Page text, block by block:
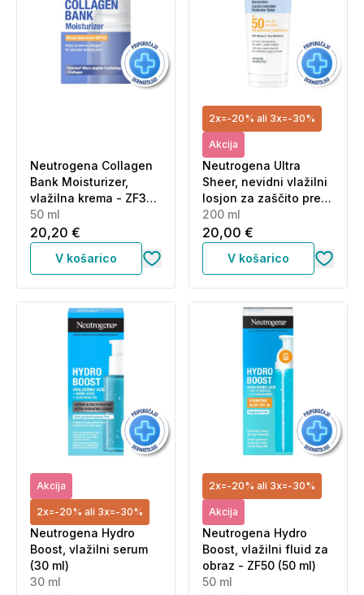
Neutrogena Collagen
Bank Moisturizer,
vlažilna krema - ZF30
(50 ml)
50 ml
20,20 €
V košarico
2x=-20% ali 3x=-30%
Akcija
Neutrogena Ultra
Sheer, nevidni vlažilni
losjon za zaščito pred
soncem za telo in
obraz - ZF50 (200 ml)
200 ml
20,00 €
V košarico
Akcija
2x=-20% ali 3x=-30%
Neutrogena Hydro
Boost, vlažilni serum
(30 ml)
30 ml
2x=-20% ali 3x=-30%
Akcija
Neutrogena Hydro
Boost, vlažilni fluid za
obraz - ZF50 (50 ml)
50 ml